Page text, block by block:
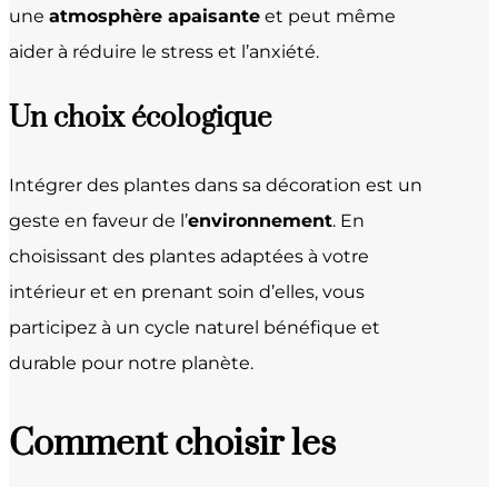
une atmosphère apaisante et peut même
aider à réduire le stress et l’anxiété.
Un choixécologique
Intégrer des plantes dans sa décoration est un
geste en faveur de l’environnement. En
choisissant des plantes adaptées à votre
intérieur et en prenant soin d’elles, vous
participez à un cycle naturel bénéfique et
durable pour notre planète.
Comment choisir les